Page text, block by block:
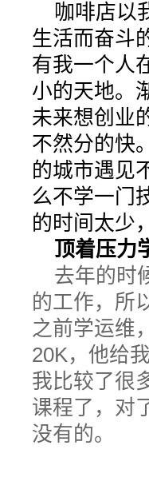
咖啡店以
生活而奋斗
有我一个人
小的天地。
未来想创业
不然分的快
的城市遇见
么不学一门
的时间太少
顶着压力
去年的时
的工作，所
之前学运维
20K，他给
我比较了很
课程了，对
没有的。